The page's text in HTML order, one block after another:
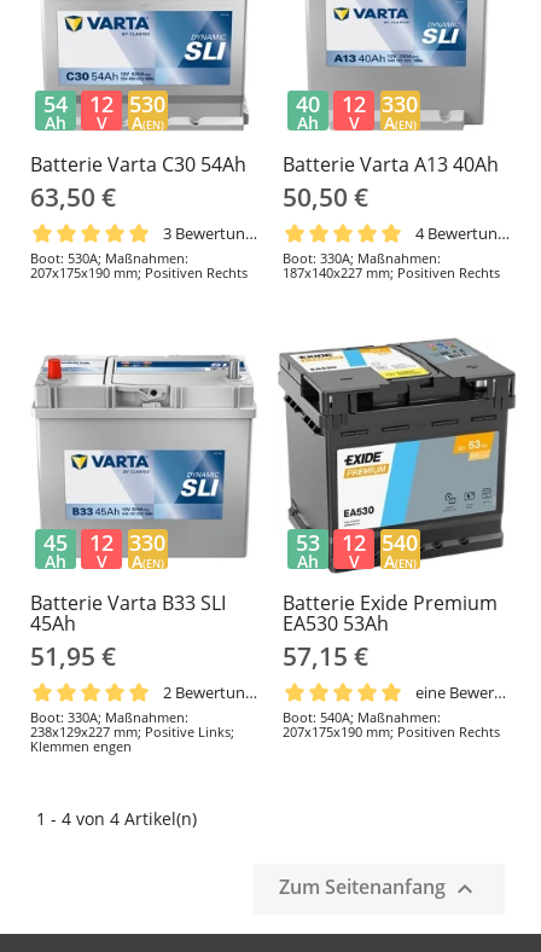
Batterie Varta C30 54Ah
63,50 €
3 Bewertungen
Boot: 530A; Maßnahmen:
207x175x190 mm; Positiven Rechts
54
Ah
12
V
530
A(EN)
Batterie Varta A13 40Ah
50,50 €
4 Bewertungen
Boot: 330A; Maßnahmen:
187x140x227 mm; Positiven Rechts
40
Ah
12
V
330
A(EN)
Batterie Varta B33 SLI
45Ah
51,95 €
2 Bewertungen
Boot: 330A; Maßnahmen:
238x129x227 mm; Positive Links;
Klemmen engen
45
Ah
12
V
330
A(EN)
Batterie Exide Premium
EA530 53Ah
57,15 €
eine Bewertung
Boot: 540A; Maßnahmen:
207x175x190 mm; Positiven Rechts
53
Ah
12
V
540
A(EN)
1 - 4 von 4 Artikel(n)
Zum Seitenanfang 